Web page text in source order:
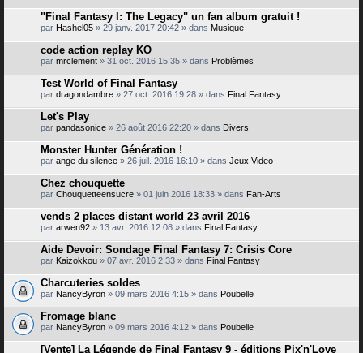
"Final Fantasy I: The Legacy" un fan album gratuit !
par Hashel05 » 29 janv. 2017 20:42 » dans Musique
code action replay KO
par mrclement » 31 oct. 2016 15:35 » dans Problèmes
Test World of Final Fantasy
par dragondambre » 27 oct. 2016 19:28 » dans Final Fantasy
Let's Play
par pandasonice » 26 août 2016 22:20 » dans Divers
Monster Hunter Génération !
par ange du silence » 26 juil. 2016 16:10 » dans Jeux Video
Chez chouquette
par Chouquetteensucre » 01 juin 2016 18:33 » dans Fan-Arts
vends 2 places distant world 23 avril 2016
par arwen92 » 13 avr. 2016 12:08 » dans Final Fantasy
Aide Devoir: Sondage Final Fantasy 7: Crisis Core
par Kaizokkou » 07 avr. 2016 2:33 » dans Final Fantasy
Charcuteries soldes
par NancyByron » 09 mars 2016 4:15 » dans Poubelle
Fromage blanc
par NancyByron » 09 mars 2016 4:12 » dans Poubelle
[Vente] La Légende de Final Fantasy 9 - éditions Pix'n'Love